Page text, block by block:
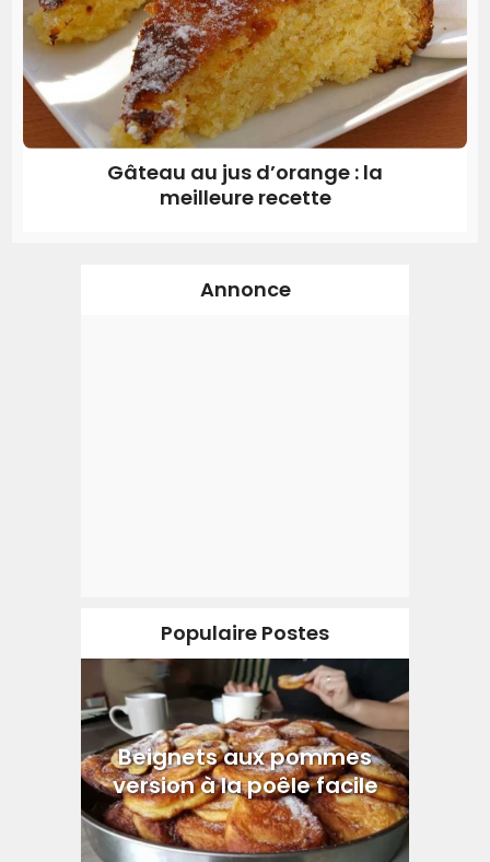
Gâteau au jus d’orange : la
meilleure recette
Annonce
Populaire Postes
Beignets aux pommes
version à la poêle facile